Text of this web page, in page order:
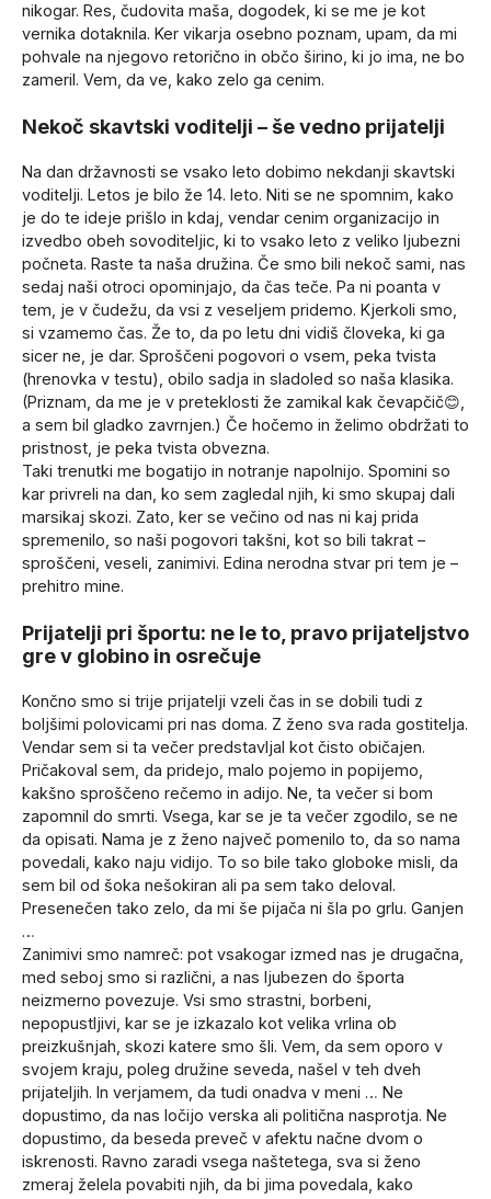
nikogar. Res, čudovita maša, dogodek, ki se me je kot
vernika dotaknila. Ker vikarja osebno poznam, upam, da mi
pohvale na njegovo retorično in občo širino, ki jo ima, ne bo
zameril. Vem, da ve, kako zelo ga cenim.
Nekoč skavtski voditelji – še vedno prijatelji
Na dan državnosti se vsako leto dobimo nekdanji skavtski
voditelji. Letos je bilo že 14. leto. Niti se ne spomnim, kako
je do te ideje prišlo in kdaj, vendar cenim organizacijo in
izvedbo obeh sovoditeljic, ki to vsako leto z veliko ljubezni
počneta. Raste ta naša družina. Če smo bili nekoč sami, nas
sedaj naši otroci opominjajo, da čas teče. Pa ni poanta v
tem, je v čudežu, da vsi z veseljem pridemo. Kjerkoli smo,
si vzamemo čas. Že to, da po letu dni vidiš človeka, ki ga
sicer ne, je dar. Sproščeni pogovori o vsem, peka tvista
(hrenovka v testu), obilo sadja in sladoled so naša klasika.
(Priznam, da me je v preteklosti že zamikal kak čevapčič😊,
a sem bil gladko zavrnjen.) Če hočemo in želimo obdržati to
pristnost, je peka tvista obvezna.
Taki trenutki me bogatijo in notranje napolnijo. Spomini so
kar privreli na dan, ko sem zagledal njih, ki smo skupaj dali
marsikaj skozi. Zato, ker se večino od nas ni kaj prida
spremenilo, so naši pogovori takšni, kot so bili takrat –
sproščeni, veseli, zanimivi. Edina nerodna stvar pri tem je –
prehitro mine.
Prijatelji pri športu: ne le to, pravo prijateljstvo
gre v globino in osrečuje
Končno smo si trije prijatelji vzeli čas in se dobili tudi z
boljšimi polovicami pri nas doma. Z ženo sva rada gostitelja.
Vendar sem si ta večer predstavljal kot čisto običajen.
Pričakoval sem, da pridejo, malo pojemo in popijemo,
kakšno sproščeno rečemo in adijo. Ne, ta večer si bom
zapomnil do smrti. Vsega, kar se je ta večer zgodilo, se ne
da opisati. Nama je z ženo največ pomenilo to, da so nama
povedali, kako naju vidijo. To so bile tako globoke misli, da
sem bil od šoka nešokiran ali pa sem tako deloval.
Presenečen tako zelo, da mi še pijača ni šla po grlu. Ganjen
…
Zanimivi smo namreč: pot vsakogar izmed nas je drugačna,
med seboj smo si različni, a nas ljubezen do športa
neizmerno povezuje. Vsi smo strastni, borbeni,
nepopustljivi, kar se je izkazalo kot velika vrlina ob
preizkušnjah, skozi katere smo šli. Vem, da sem oporo v
svojem kraju, poleg družine seveda, našel v teh dveh
prijateljih. In verjamem, da tudi onadva v meni … Ne
dopustimo, da nas ločijo verska ali politična nasprotja. Ne
dopustimo, da beseda preveč v afektu načne dvom o
iskrenosti. Ravno zaradi vsega naštetega, sva si ženo
zmeraj želela povabiti njih, da bi jima povedala, kako